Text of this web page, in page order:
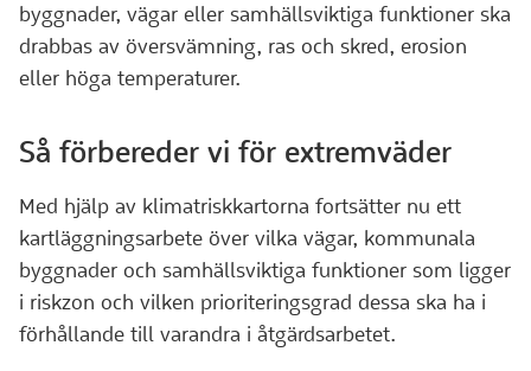
byggnader, vägar eller samhällsviktiga funktioner ska
drabbas av översvämning, ras och skred, erosion
eller höga temperaturer.
Så förbereder vi för extremväder
Med hjälp av klimatriskkartorna fortsätter nu ett
kartläggningsarbete över vilka vägar, kommunala
byggnader och samhällsviktiga funktioner som ligger
i riskzon och vilken prioriteringsgrad dessa ska ha i
förhållande till varandra i åtgärdsarbetet.